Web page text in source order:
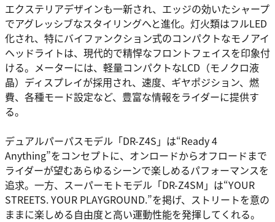
エクステリアデザインも一新され、エッジの効いたシャープ
でアグレッシブなスタイリングへと進化。灯火類はフルLED
化され、特にバイファンクション式のコンパクトなモノアイ
ヘッドライトは、現代的で精悍なフロントフェイスを印象付
ける。メーターには、軽量コンパクトなLCD（モノクロ液
晶）ディスプレイが採用され、速度、ギヤポジション、燃
費、各種モード設定など、豊富な情報をライダーに提供す
る。
デュアルパーパスモデル「DR-Z4S」は“Ready 4
Anything”をコンセプトに、オンロードからオフロードまで
ライダーが望むあらゆるシーンで楽しめるパフォーマンスを
追求。一方、スーパーモトモデル「DR-Z4SM」は“YOUR
STREETS. YOUR PLAYGROUND.”を掲げ、ストリートを意の
ままに楽しめる自由度と高い運動性能を発揮してくれる。